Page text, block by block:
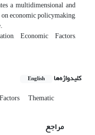
a multidimensional and
economic policymaking,
Economic Factors,
کلیدواژه‌ها English
Thematic
مراجع